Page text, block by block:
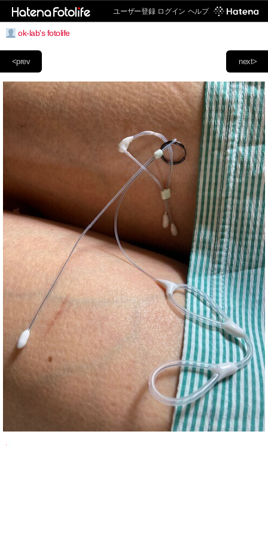
ユーザー登録 ログイン ヘルプ
ok-lab's fotolife
next>
<prev